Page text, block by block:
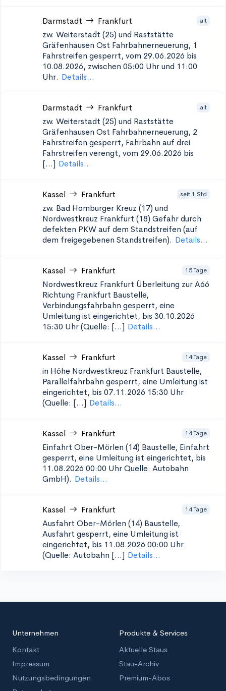
Darmstadt Frankfurt alt
zw. Weiterstadt (25) und Raststätte
Gräfenhausen Ost Fahrbahnerneuerung, 1
Fahrstreifen gesperrt, vom 29.06.2026 bis
10.08.2026, zwischen 05:00 Uhr und 11:00
Uhr. Details...
Darmstadt Frankfurt alt
zw. Weiterstadt (25) und Raststätte
Gräfenhausen Ost Fahrbahnerneuerung, 2
Fahrstreifen gesperrt, Fahrbahn auf drei
Fahrstreifen verengt, vom 29.06.2026 bis
[...] Details...
Kassel Frankfurt seit 1 Std
zw. Bad Homburger Kreuz (17) und
Nordwestkreuz Frankfurt (18) Gefahr durch
defekten PKW auf dem Standstreifen (auf
dem freigegebenen Standstreifen). Details...
Kassel Frankfurt 15 Tage
Nordwestkreuz Frankfurt Überleitung zur A66
Richtung Frankfurt Baustelle,
Verbindungsfahrbahn gesperrt, eine
Umleitung ist eingerichtet, bis 30.10.2026
15:30 Uhr (Quelle: [...] Details...
Kassel Frankfurt 14 Tage
in Höhe Nordwestkreuz Frankfurt Baustelle,
Parallelfahrbahn gesperrt, eine Umleitung ist
eingerichtet, bis 07.11.2026 15:30 Uhr
(Quelle: [...] Details...
Kassel Frankfurt 14 Tage
Einfahrt Ober-Mörlen (14) Baustelle, Einfahrt
gesperrt, eine Umleitung ist eingerichtet, bis
11.08.2026 00:00 Uhr Quelle: Autobahn
GmbH). Details...
Kassel Frankfurt 14 Tage
Ausfahrt Ober-Mörlen (14) Baustelle,
Ausfahrt gesperrt, eine Umleitung ist
eingerichtet, bis 11.08.2026 00:00 Uhr
(Quelle: Autobahn [...] Details...
Unternehmen
Kontakt
Impressum
Nutzungsbedingungen
Produkte & Services
Aktuelle Staus
Stau-Archiv
Premium-Abos